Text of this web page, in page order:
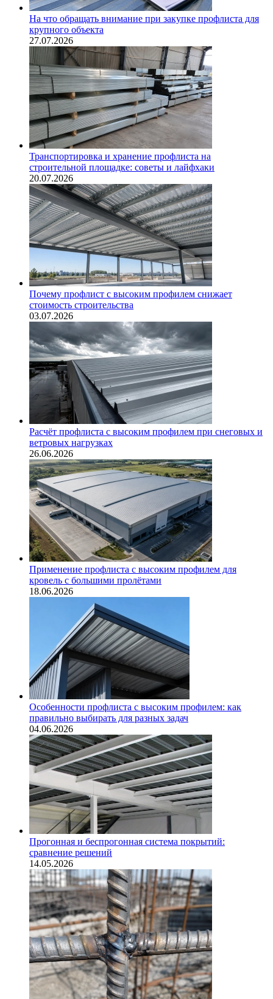
На что обращать внимание при закупке профлиста для
крупного объекта
27.07.2026
Транспортировка и хранение профлиста на
строительной площадке: советы и лайфхаки
20.07.2026
Почему профлист с высоким профилем снижает
стоимость строительства
03.07.2026
Расчёт профлиста с высоким профилем при снеговых и
ветровых нагрузках
26.06.2026
Применение профлиста с высоким профилем для
кровель с большими пролётами
18.06.2026
Особенности профлиста с высоким профилем: как
правильно выбирать для разных задач
04.06.2026
Прогонная и беспрогонная система покрытий:
сравнение решений
14.05.2026